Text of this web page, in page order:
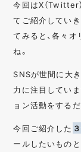
今回はX（Twitter
てご紹介してい
てみると、各々
ね。
SNSが世間に大
力に注目してい
ョン活動をする
今回ご紹介した
ールしたいもの